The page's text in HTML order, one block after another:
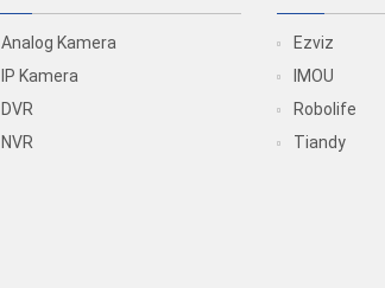
Analog Kamera
IP Kamera
DVR
NVR
Ezviz
IMOU
Robolife
Tiandy